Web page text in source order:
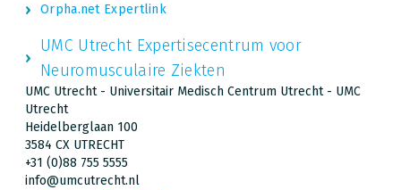
Orpha.net Expertlink
UMC Utrecht Expertisecentrum voor
Neuromusculaire Ziekten
UMC Utrecht - Universitair Medisch Centrum Utrecht - UMC
Utrecht
Heidelberglaan 100
3584 CX UTRECHT
+31 (0)88 755 5555
info@umcutrecht.nl